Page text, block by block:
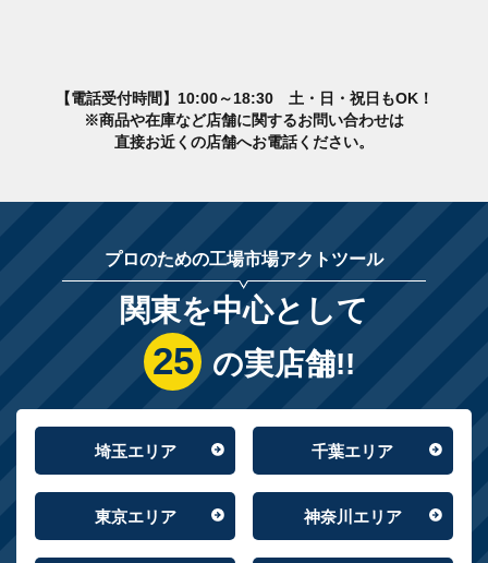
【電話受付時間】10:00～18:30 土・日・祝日もOK！
※商品や在庫など店舗に関するお問い合わせは
直接お近くの店舗へお電話ください。
プロのための工場市場アクトツール
関東を中心として
25 の実店舗!!
埼玉エリア 千葉エリア
東京エリア 神奈川エリア